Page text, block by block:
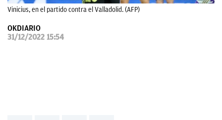
Vinicius, en el partido contra el Valladolid. (AFP)
OKDIARIO
31/12/2022 15:54